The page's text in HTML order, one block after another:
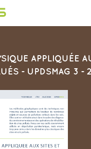
APPLIQUÉE
- UPDSMAG 3 -